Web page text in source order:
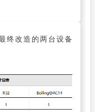
终改造的两台设备